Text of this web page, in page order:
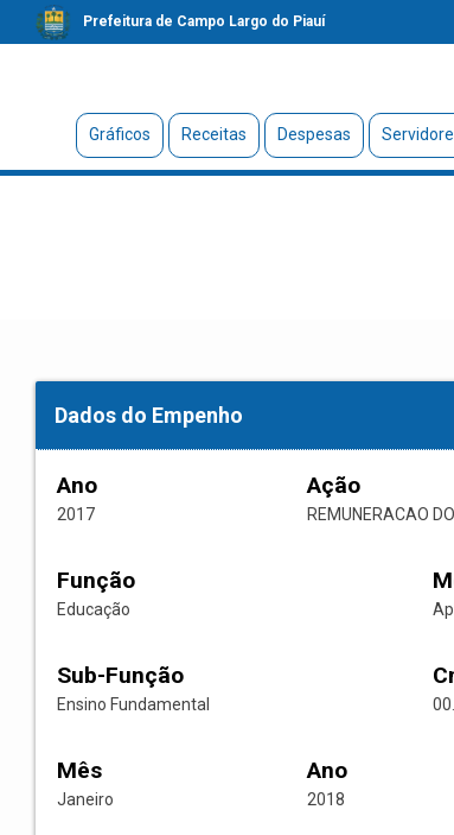
Prefeitura de Campo Largo do Piauí
Gráficos Receitas Despesas
Dados do Empenho
Ano
2017
Ação
REMUNERACAO
Função
Educação
Sub-Função
Ensino Fundamental
Mês
Janeiro
Ano
2018